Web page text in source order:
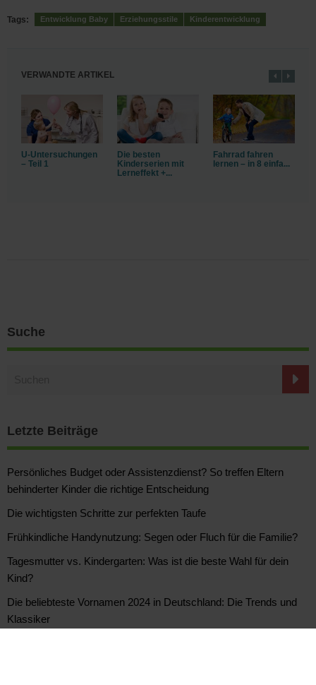
Tags: Entwicklung Baby Erziehungsstile Kinderentwicklung
VERWANDTE ARTIKEL
U-Untersuchungen
– Teil 1
Die besten
Kinderserien mit
Lerneffekt +...
Fahrrad fahren
lernen – in 8 einfa...
Suche
Letzte Beiträge
Persönliches Budget oder Assistenzdienst? So treffen Eltern
behinderter Kinder die richtige Entscheidung
Die wichtigsten Schritte zur perfekten Taufe
Frühkindliche Handynutzung: Segen oder Fluch für die Familie?
Tagesmutter vs. Kindergarten: Was ist die beste Wahl für dein
Kind?
Die beliebteste Vornamen 2024 in Deutschland: Die Trends und
Klassiker